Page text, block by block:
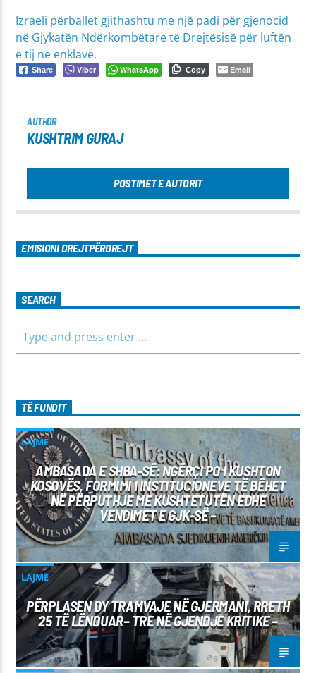
Izraeli përballet gjithashtu me një padi për gjenocid
në Gjykatën Ndërkombëtare të Drejtësisë për luftën
e tij në enklavë.
Share Viber WhatsApp Copy Email
AUTHOR
KUSHTRIM GURAJ
POSTIMET E AUTORIT
EMISIONI DREJTPËRDREJT
SEARCH
TË FUNDIT
LAJME
AMBASADA E SHBA-SË: NGËRÇI PO I KUSHTON
KOSOVËS, FORMIMI I INSTITUCIONEVE TË BËHET
NË PËRPUTHJE ME KUSHTETUTËN EDHE
VENDIMET E GJK-SË –
LAJME
PËRPLASEN DY TRAMVAJE NË GJERMANI, RRETH
25 TË LËNDUAR– TRE NË GJENDJE KRITIKE –